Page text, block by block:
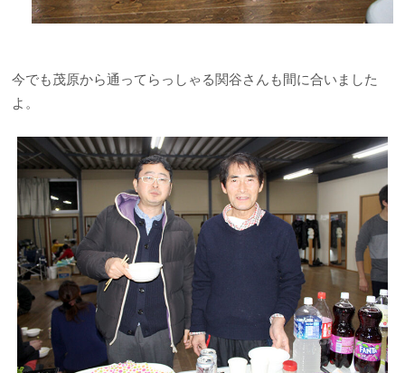
今でも茂原から通ってらっしゃる関谷さんも間に合いました
よ。